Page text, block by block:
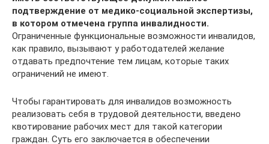
подтверждение от медико-социальной экспертизы,
в котором отмечена группа инвалидности.
Ограниченные функциональные возможности инвалидов,
как правило, вызывают у работодателей желание
отдавать предпочтение тем лицам, которые таких
ограничений не имеют.
Чтобы гарантировать для инвалидов возможность
реализовать себя в трудовой деятельности, введено
квотирование рабочих мест для такой категории
граждан. Суть его заключается в обеспечении